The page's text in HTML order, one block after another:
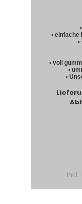
•
• voll
•
•
inkl.